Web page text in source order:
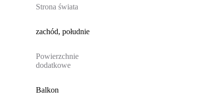
Strona świata
zachód, południe
Powierzchnie
dodatkowe
Balkon